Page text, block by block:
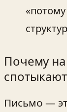
Почему на
Письмо —